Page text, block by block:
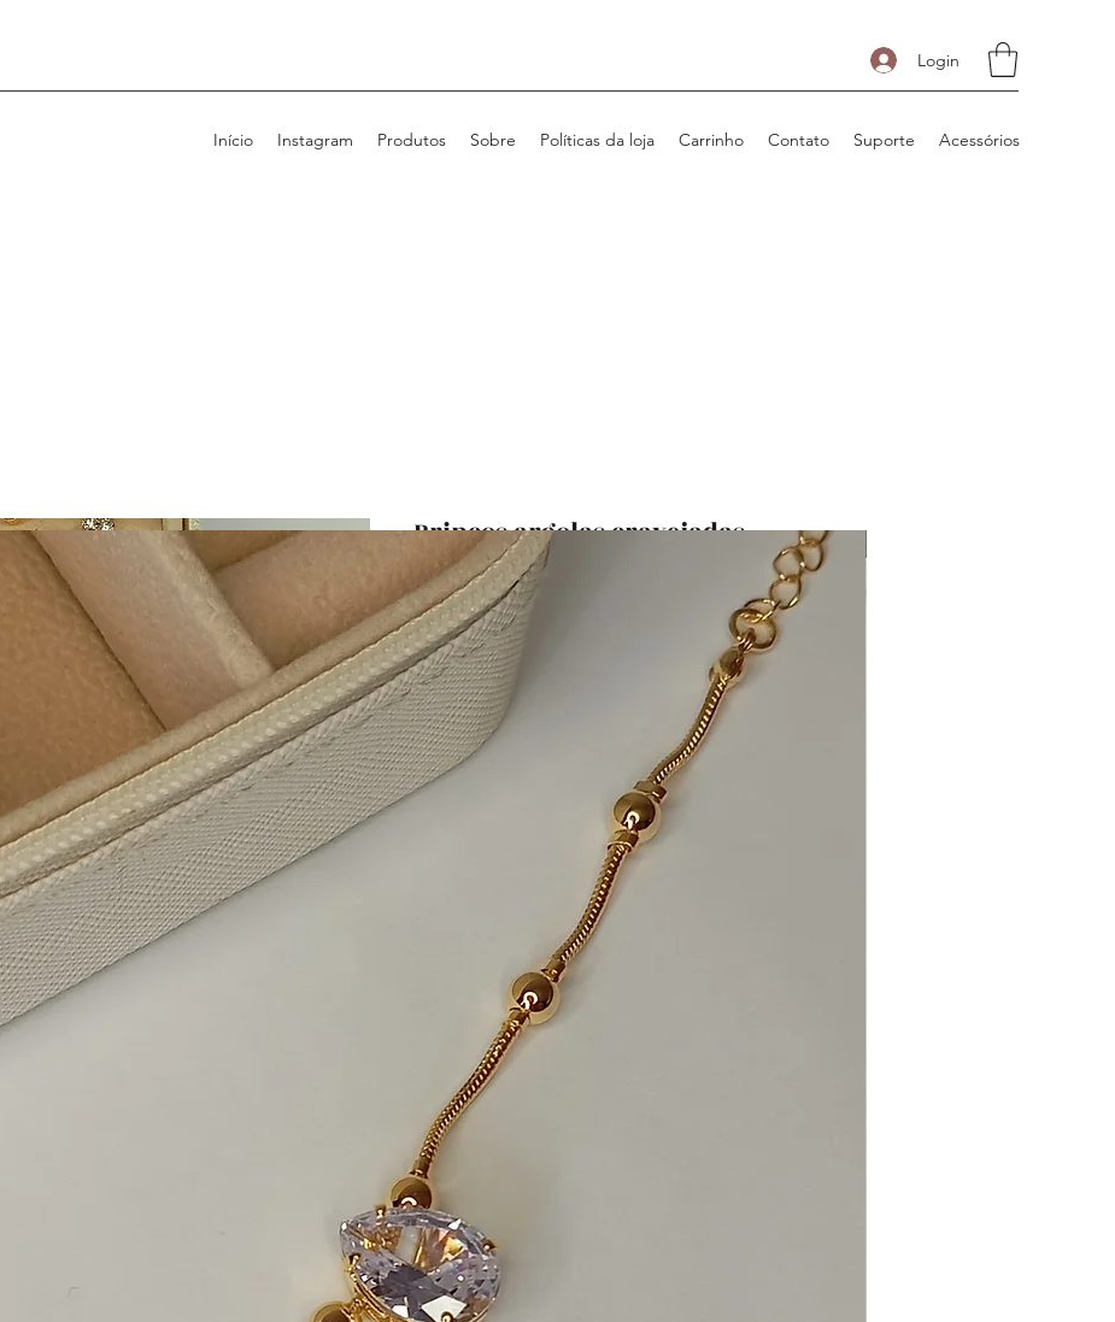
Login
Início Instagram Produtos Sobre Políticas da loja Carrinho Contato Suporte Acessórios
Brincos argolas cravejadas
SKU: 110
R$ 22,99Preço
Quantidade
Adicionar ao carrinho